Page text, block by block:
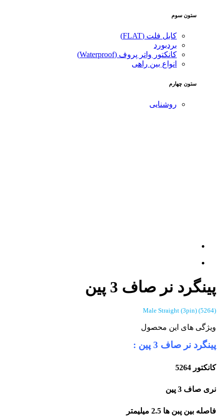
ستون سوم
کابل فلت (FLAT)
بردبورد
کانکتور واتر پروف (Waterproof)
انواع بین راهی
ستون چهارم
روشنایی
پینگرد نر صاف 3 پین
(5264) Male Straight (3pin)
ویژگی های این محصول
پینگرد نر صاف 3 پین :
کانکتور 5264
نری صاف 3 پین
فاصله بین پبن ها 2.5 میلیمتر